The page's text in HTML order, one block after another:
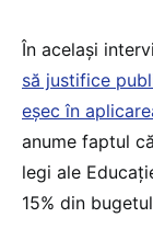
În același
să justifice
eșec în
anume faptul
legi ale
15% din